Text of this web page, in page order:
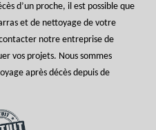
d’un proche, il est possible que
et de nettoyage de votre
contacter notre entreprise de
vos projets. Nous sommes
après décès depuis de